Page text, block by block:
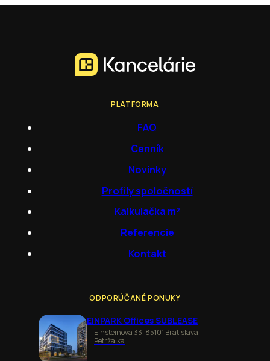
PLATFORMA
FAQ
Cenník
Novinky
Profily spoločností
Kalkulačka m²
Referencie
Kontakt
ODPORÚČANÉ PONUKY
EINPARK Offices SUBLEASE
Einsteinova 33, 85101 Bratislava-
Petržalka